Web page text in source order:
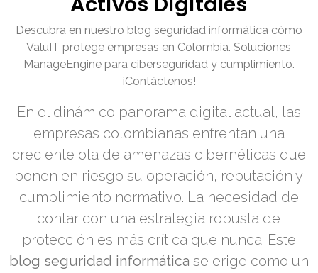
Descubra en nuestro blog seguridad informática cómo
ValuIT protege empresas en Colombia. Soluciones
ManageEngine para ciberseguridad y cumplimiento.
¡Contáctenos!
En el dinámico panorama digital actual, las
empresas colombianas enfrentan una
creciente ola de amenazas cibernéticas que
ponen en riesgo su operación, reputación y
cumplimiento normativo. La necesidad de
contar con una estrategia robusta de
protección es más crítica que nunca. Este
blog seguridad informática se erige como un